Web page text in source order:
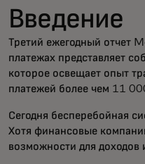
Введение
Третий ежегодный отчет
платежах представляет
которое освещает опыт
платежей более чем 11
Сегодня бесперебойная
Хотя финансовые
возможности для доходов